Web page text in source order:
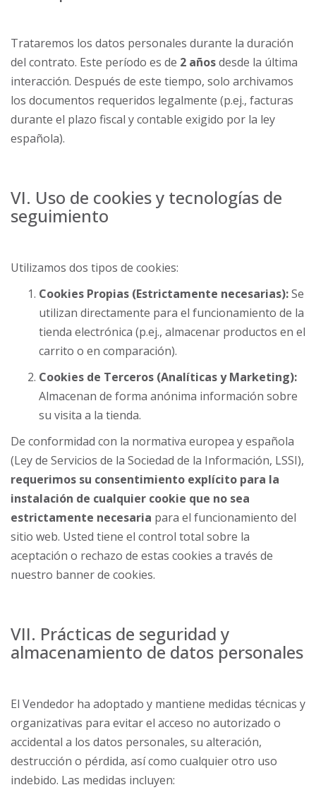
Trataremos los datos personales durante la duración
del contrato. Este período es de 2 añosdesde la última
interacción. Después de este tiempo, solo archivamos
los documentos requeridos legalmente (p.ej., facturas
durante el plazo fiscal y contable exigido por la ley
española).
VI. Uso de cookies y tecnologías de
seguimiento
Utilizamos dos tipos de cookies:
Cookies Propias (Estrictamente necesarias):Se
utilizan directamente para el funcionamiento de la
tienda electrónica (p.ej., almacenar productos en el
carrito o en comparación).
Cookies de Terceros (Analíticas y Marketing):
Almacenan de forma anónima información sobre
su visita a la tienda.
De conformidad con la normativa europea y española
(Ley de Servicios de la Sociedad de la Información, LSSI),
requerimos su consentimiento explícito para la
instalación de cualquier cookie que no sea
estrictamente necesaria para el funcionamiento del
sitio web. Usted tiene el control total sobre la
aceptación o rechazo de estas cookies a través de
nuestro banner de cookies.
VII. Prácticas de seguridad y
almacenamiento de datos personales
El Vendedor ha adoptado y mantiene medidas técnicas y
organizativas para evitar el acceso no autorizado o
accidental a los datos personales, su alteración,
destrucción o pérdida, así como cualquier otro uso
indebido. Las medidas incluyen: